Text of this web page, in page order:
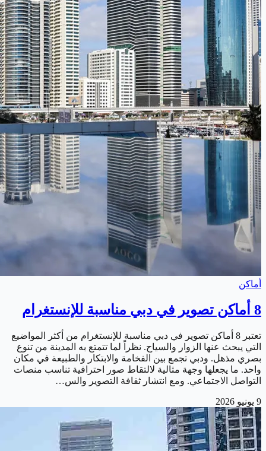
أماكن
8 أماكن تصوير في دبي مناسبة للإنستغرام
تعتبر 8 أماكن تصوير في دبي مناسبة للإنستغرام من أكثر المواضيع
التي يبحث عنها الزوار والسياح. نظراً لما تتمتع به المدينة من تنوع
بصري مذهل. ودبي تجمع بين الفخامة والابتكار والطبيعة في مكان
واحد. ما يجعلها وجهة مثالية لالتقاط صور احترافية تناسب منصات
التواصل الاجتماعي. ومع انتشار ثقافة التصوير والس…
9 يونيو 2026